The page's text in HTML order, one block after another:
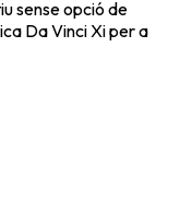
sense opció de
Da Vinci Xi per a